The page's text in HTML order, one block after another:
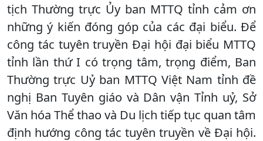
tịch Thường trực Ủy ban MTTQ tỉnh cảm ơn
những ý kiến đóng góp của các đại biểu. Để
công tác tuyên truyền Đại hội đại biểu MTTQ
tỉnh lần thứ I có trọng tâm, trọng điểm, Ban
Thường trực Uỷ ban MTTQ Việt Nam tỉnh đề
nghị Ban Tuyên giáo và Dân vận Tỉnh uỷ, Sở
Văn hóa Thể thao và Du lịch tiếp tục quan tâm
định hướng công tác tuyên truyền về Đại hội.